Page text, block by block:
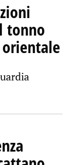
tonno